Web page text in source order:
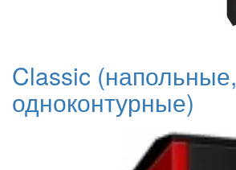
Classic (напольные,
одноконтурные)